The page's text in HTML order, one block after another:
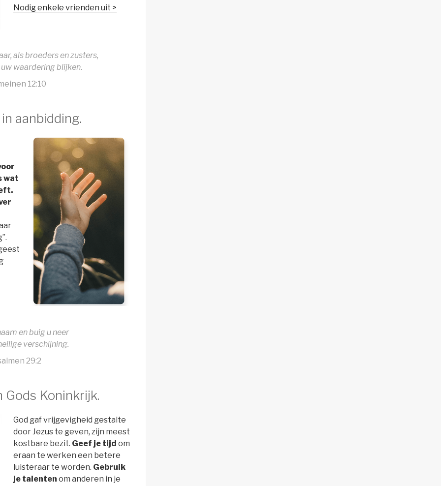
Nodig enkele vrienden uit >
als broeders en zusters,
waardering blijken.
12:10
aanbidding.
wat
en buig u neer
verschijning.
29:2
Gods Koninkrijk.
God gaf vrijgevigheid gestalte
door Jezus te geven, zijn meest
kostbare bezit. Geef je tijd om
eraan te werken een betere
luisteraar te worden. Gebruik
je talenten om anderen in je